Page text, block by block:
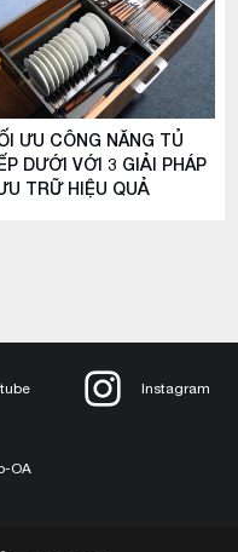
ƯU CÔNG NĂNG TỦ
DƯỚI VỚI 3 GIẢI PHÁP
TRỮ HIỆU QUẢ
Instagram
OA